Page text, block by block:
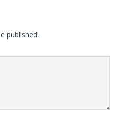
published.